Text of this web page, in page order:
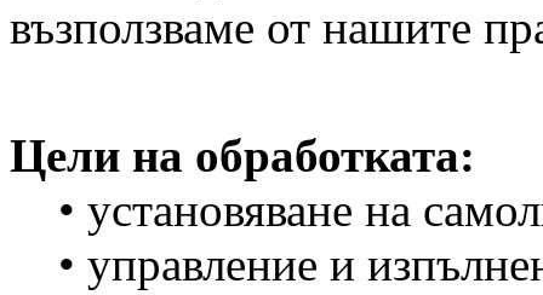
възползваме от нашите
Цели на обработката:
• установяване на
• управление и